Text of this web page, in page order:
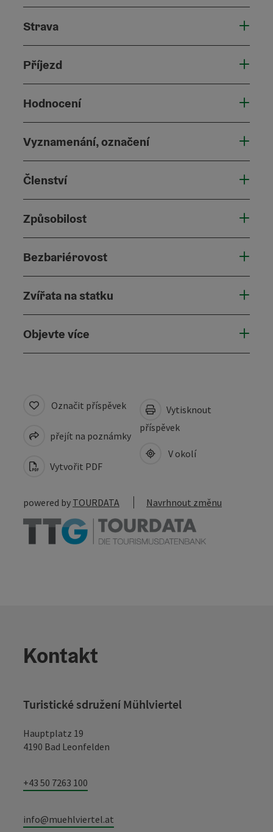
Strava
Příjezd
Hodnocení
Vyznamenání, označení
Členství
Způsobilost
Bezbariérovost
Zvířata na statku
Objevte více
Označit příspěvek
přejít na poznámky
Vytvořit PDF
Vytisknout
příspěvek
V okolí
powered by TOURDATA Navrhnout změnu
Kontakt
Turistické sdružení Mühlviertel
Hauptplatz 19
4190 Bad Leonfelden
+43 50 7263 100
info@muehlviertel.at